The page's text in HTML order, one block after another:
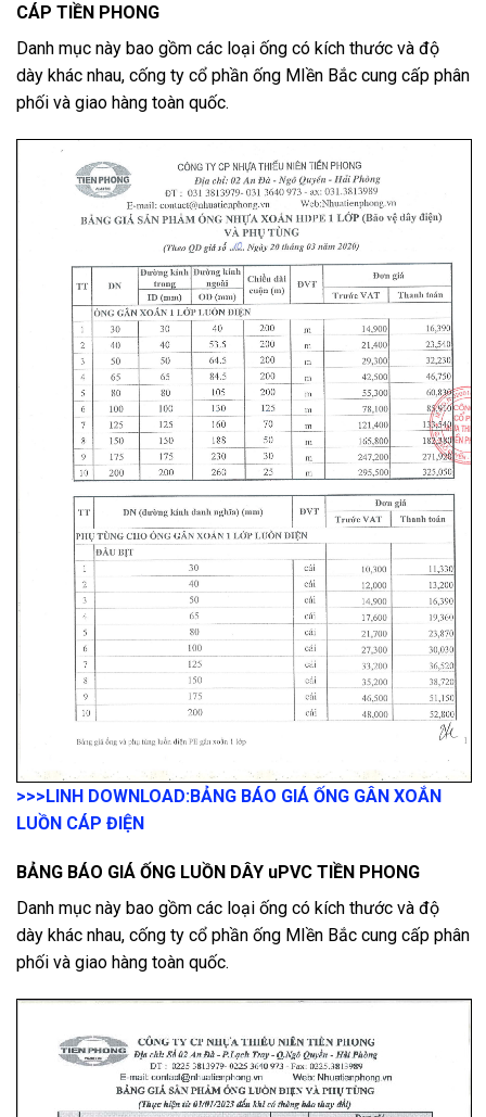
CÁP TIỀN PHONG
Danh mục này bao gồm các loại ống có kích thước và độ
dày khác nhau, cống ty cổ phần ống MIền Bắc cung cấp phân
phối và giao hàng toàn quốc.
>>>LINH DOWNLOAD:BẢNG BÁO GIÁ ỐNG GÂN XOẮN
LUỒN CÁP ĐIỆN
BẢNG BÁO GIÁ ỐNG LUỒN DÂY uPVC TIỀN PHONG
Danh mục này bao gồm các loại ống có kích thước và độ
dày khác nhau, cống ty cổ phần ống MIền Bắc cung cấp phân
phối và giao hàng toàn quốc.